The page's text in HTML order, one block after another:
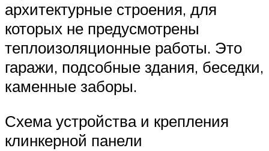
архитектурные строения, для
которых не предусмотрены
теплоизоляционные работы. Это
гаражи, подсобные здания, беседки,
каменные заборы.
Схема устройства и крепления
клинкерной панели